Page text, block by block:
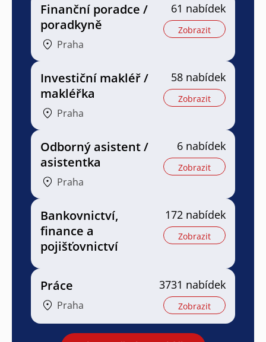
Finanční poradce /
poradkyně
Praha
61 nabídek
Zobrazit
Investiční makléř /
makléřka
Praha
58 nabídek
Zobrazit
Odborný asistent /
asistentka
Praha
6 nabídek
Zobrazit
Bankovnictví,
finance a
pojišťovnictví
172 nabídek
Zobrazit
Práce
Praha
3731 nabídek
Zobrazit